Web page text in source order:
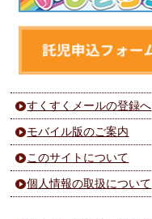
すくすくメールの登録へ
モバイル版のご案内
このサイトについて
個人情報の取扱について